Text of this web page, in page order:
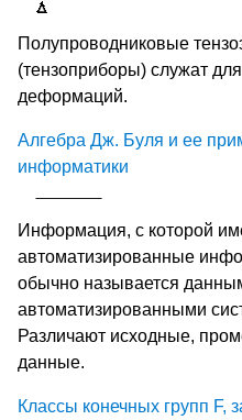
Полупроводниковые
(тензоприборы) служат
деформаций.
Алгебра Дж. Буля и ее
информатики
Информация, с которой
автоматизированные
обычно называется
автоматизированными
Различают исходные,
данные.
Классы конечных групп F,